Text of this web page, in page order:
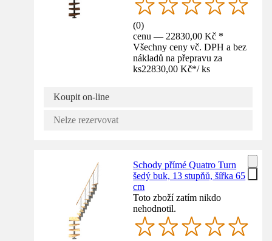
(0)
cenu — 22830,00 Kč *
Všechny ceny vč. DPH a bez
nákladů na přepravu za
ks22830,00 Kč*/ ks
Koupit on-line
Nelze rezervovat
Schody přímé Quatro Turn
šedý buk, 13 stupňů, šířka 65
cm
Toto zboží zatím nikdo
nehodnotil.